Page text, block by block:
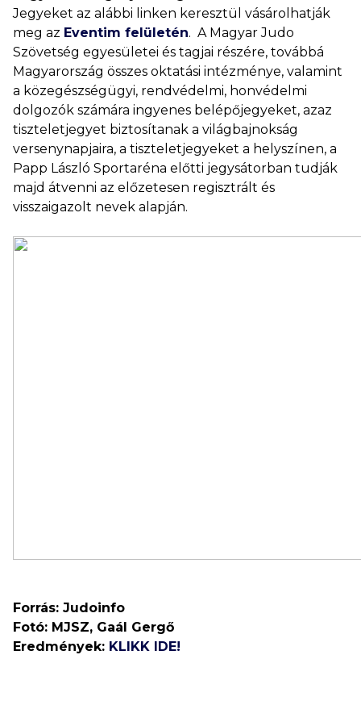
Jegyeket az alábbi linken keresztül vásárolhatják
meg az Eventim felületén. A Magyar Judo
Szövetség egyesületei és tagjai részére, továbbá
Magyarország összes oktatási intézménye, valamint
a közegészségügyi, rendvédelmi, honvédelmi
dolgozók számára ingyenes belépőjegyeket, azaz
tiszteletjegyet biztosítanak a világbajnokság
versenynapjaira, a tiszteletjegyeket a helyszínen, a
Papp László Sportaréna előtti jegysátorban tudják
majd átvenni az előzetesen regisztrált és
visszaigazolt nevek alapján.
Forrás: Judoinfo
Fotó: MJSZ, Gaál Gergő
Eredmények: KLIKK IDE!